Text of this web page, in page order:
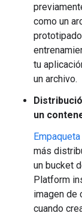
como un
tu
un archivo.
un
más
un bucket
Platform
imagen de
cuando